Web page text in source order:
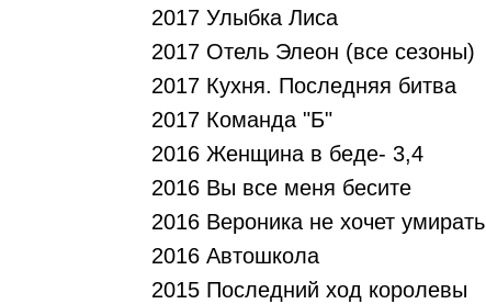
2017 Улыбка Лиса
2017 Отель Элеон (все сезоны)
2017 Кухня. Последняя битва
2017 Команда "Б"
2016 Женщина в беде- 3,4
2016 Вы все меня бесите
2016 Вероника не хочет умирать
2016 Автошкола
2015 Последний ход королевы